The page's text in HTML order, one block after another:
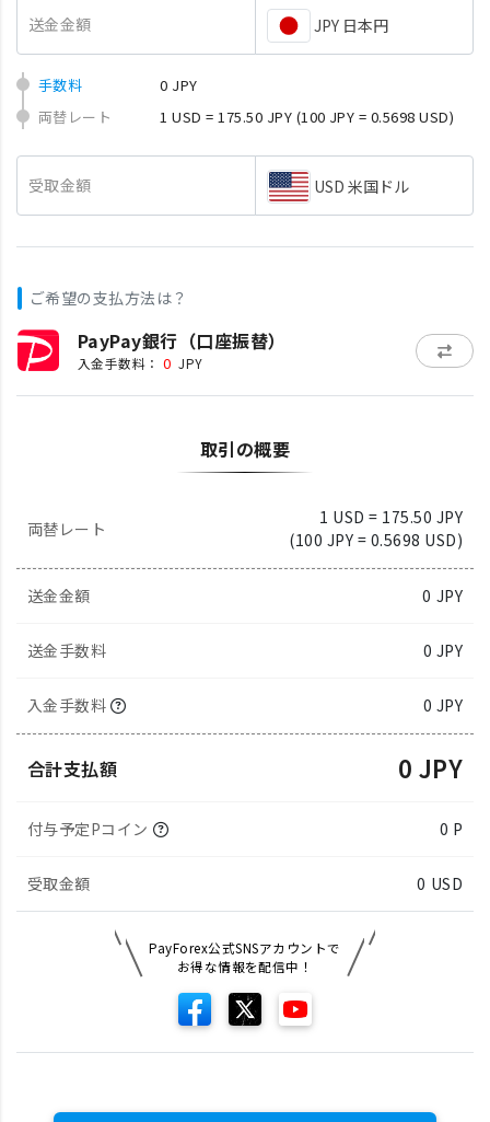
送金金額 JPY 日本円
手数料
0 JPY
両替レート
1 USD = 175.50 JPY (100 JPY = 0.5698 USD)
受取金額 USD 米国ドル
ご希望の支払方法は？
PayPay銀行（口座振替）
入金手数料： 0 JPY
取引の概要
両替レート
1 USD = 175.50 JPY
(100 JPY = 0.5698 USD)
送金金額 0 JPY
送金手数料 0 JPY
入金手数料 0 JPY
合計支払額 0 JPY
付与予定Pコイン 0 P
受取金額 0 USD
PayForex公式SNSアカウントで
お得な情報を配信中！